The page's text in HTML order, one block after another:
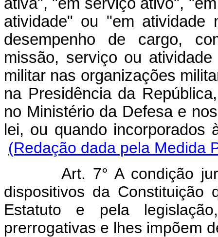
atividade" ou "em atividade
desempenho de cargo,
missão, serviço ou
militar nas organizações
na Presidência da
no Ministério da Defesa e
lei, ou quando
(Redação dada pela Medida
Art. 7° A condição
dispositivos da Constituição
Estatuto e pela
prerrogativas e lhes impõem